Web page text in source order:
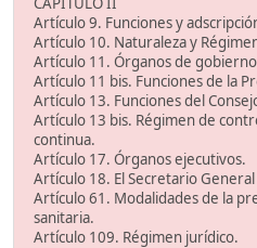
Artículo 9. Funciones y
Artículo 10. Naturaleza y
Artículo 11. Órganos de
Artículo 11 bis. Funciones de la
Artículo 13. Funciones del
Artículo 13 bis. Régimen de
continua.
Artículo 17. Órganos ejecutivos.
Artículo 18. El Secretario
Artículo 61. Modalidades de la
sanitaria.
Artículo 109. Régimen jurídico.